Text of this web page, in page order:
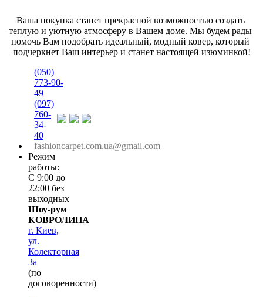
Ваша покупка станет прекрасной возможностью создать
теплую и уютную атмосферу в Вашем доме. Мы будем рады
помочь Вам подобрать идеальный, модный ковер, который
подчеркнет Ваш интерьер и станет настоящей изюминкой!
(050)
773-90-
49
(097)
760-
34-
40
fashioncarpet.com.ua@gmail.com
Режим
работы:
С 9:00 до
22:00 без
выходных
Шоу-рум
КОВРОЛИНА
г. Киев,
ул.
Колекторная
3а
(по
договоренности)